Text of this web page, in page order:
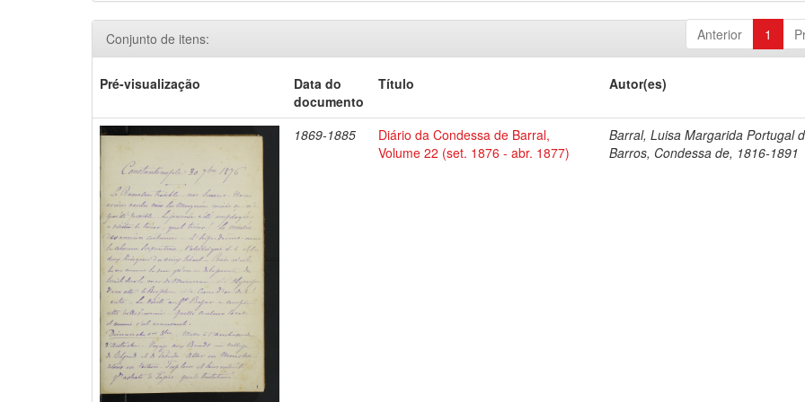
Anterior 1
Conjunto de itens:
Pré-visualização
Data do
documento
Título Autor(es)
1869-1885
Diário da Condessa de Barral,
Volume 22 (set. 1876 - abr. 1877)
Barral, Luisa Margarida Portugal
Barros, Condessa de, 1816-1891